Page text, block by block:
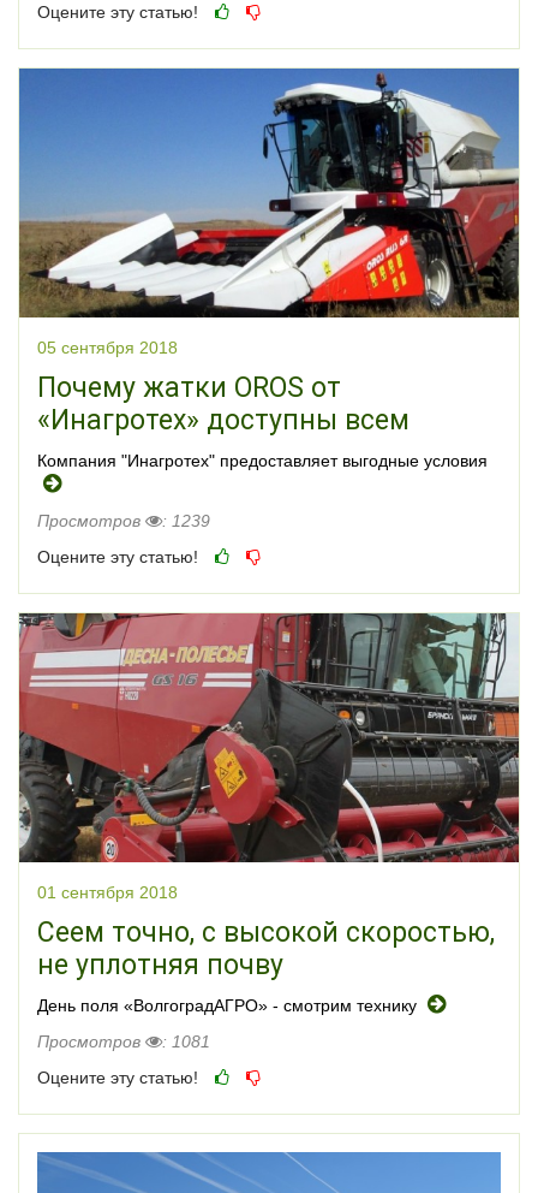
Оцените эту статью!
05 сентября 2018
Почему жатки OROS от
«Инагротех» доступны всем
Компания "Инагротех" предоставляет выгодные условия
Просмотров
: 1239
Оцените эту статью!
01 сентября 2018
Сеем точно, с высокой скоростью,
не уплотняя почву
День поля «Волгоград­АГРО» - смотрим технику
Просмотров
: 1081
Оцените эту статью!